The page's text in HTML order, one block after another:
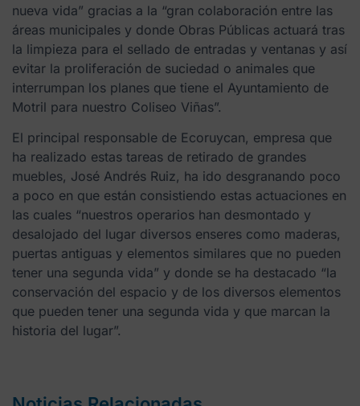
nueva vida” gracias a la “gran colaboración entre las
áreas municipales y donde Obras Públicas actuará tras
la limpieza para el sellado de entradas y ventanas y así
evitar la proliferación de suciedad o animales que
interrumpan los planes que tiene el Ayuntamiento de
Motril para nuestro Coliseo Viñas”.
El principal responsable de Ecoruycan, empresa que
ha realizado estas tareas de retirado de grandes
muebles, José Andrés Ruiz, ha ido desgranando poco
a poco en que están consistiendo estas actuaciones en
las cuales “nuestros operarios han desmontado y
desalojado del lugar diversos enseres como maderas,
puertas antiguas y elementos similares que no pueden
tener una segunda vida” y donde se ha destacado “la
conservación del espacio y de los diversos elementos
que pueden tener una segunda vida y que marcan la
historia del lugar”.